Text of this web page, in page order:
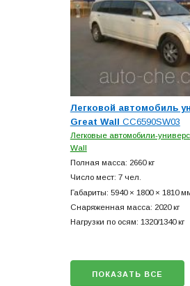
Легковой автомобиль
Great Wall CC6590SW03
Легковые автомобили-
Wall
Полная масса: 2660 кг
Число мест: 7 чел.
Габариты: 5940 × 1800 × 1810
Снаряженная масса: 2020 кг
Нагрузки по осям: 1320/1340 кг
ПОКАЗАТЬ ВСЕ